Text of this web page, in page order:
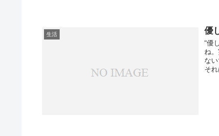
生活 優
"優
ね
な
そ